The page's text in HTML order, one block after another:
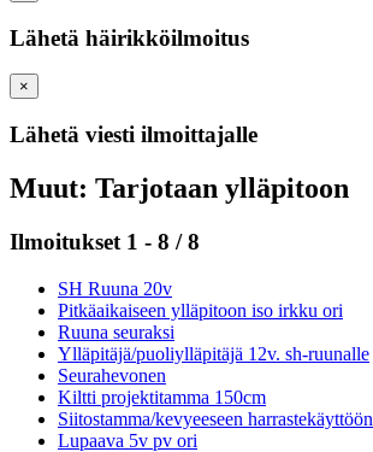
Lähetä häirikköilmoitus
×
Lähetä viesti ilmoittajalle
Muut: Tarjotaan ylläpitoon
Ilmoitukset 1 - 8 / 8
SH Ruuna 20v
Pitkäaikaiseen ylläpitoon iso irkku ori
Ruuna seuraksi
Ylläpitäjä/puoliylläpitäjä 12v. sh-ruunalle
Seurahevonen
Kiltti projektitamma 150cm
Siitostamma/kevyeeseen harrastekäyttöön
Lupaava 5v pv ori